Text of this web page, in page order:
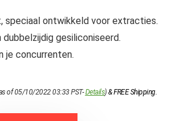
speciaal ontwikkeld voor extracties.
dubbelzijdig gesiliconiseerd.
je concurrenten.
of 05/10/2022 03:33 PST-Details)&FREE Shipping.